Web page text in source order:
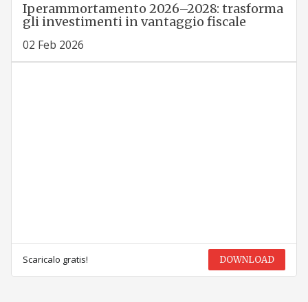
Iperammortamento 2026–2028: trasforma
gli investimenti in vantaggio fiscale
02 Feb 2026
Scaricalo gratis! DOWNLOAD